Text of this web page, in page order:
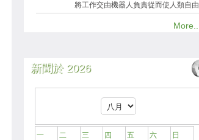
將工作交由機器人負責從而使人類自由
More...
新聞於 2026
一 二 三 四 五 六
日